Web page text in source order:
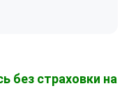
без страховки на